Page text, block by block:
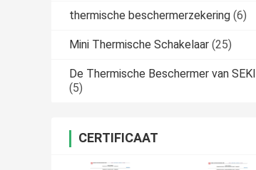
thermische beschermerzekering (6)
Mini Thermische Schakelaar (25)
De Thermische Beschermer van SEKI
(5)
CERTIFICAAT